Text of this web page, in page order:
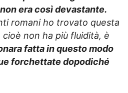
era così devastante.
romani ho trovato questa
non ha più fluidità, è
fatta in questo modo
forchettate dopodiché